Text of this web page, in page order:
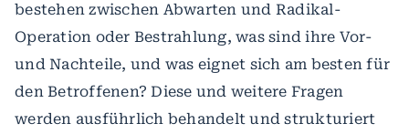
bestehen zwischen Abwarten und Radikal-
Operation oder Bestrahlung, was sind ihre Vor-
und Nachteile, und was eignet sich am besten für
den Betroffenen? Diese und weitere Fragen
werden ausführlich behandelt und strukturiert